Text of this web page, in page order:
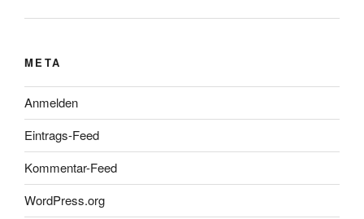
META
Anmelden
Eintrags-Feed
Kommentar-Feed
WordPress.org